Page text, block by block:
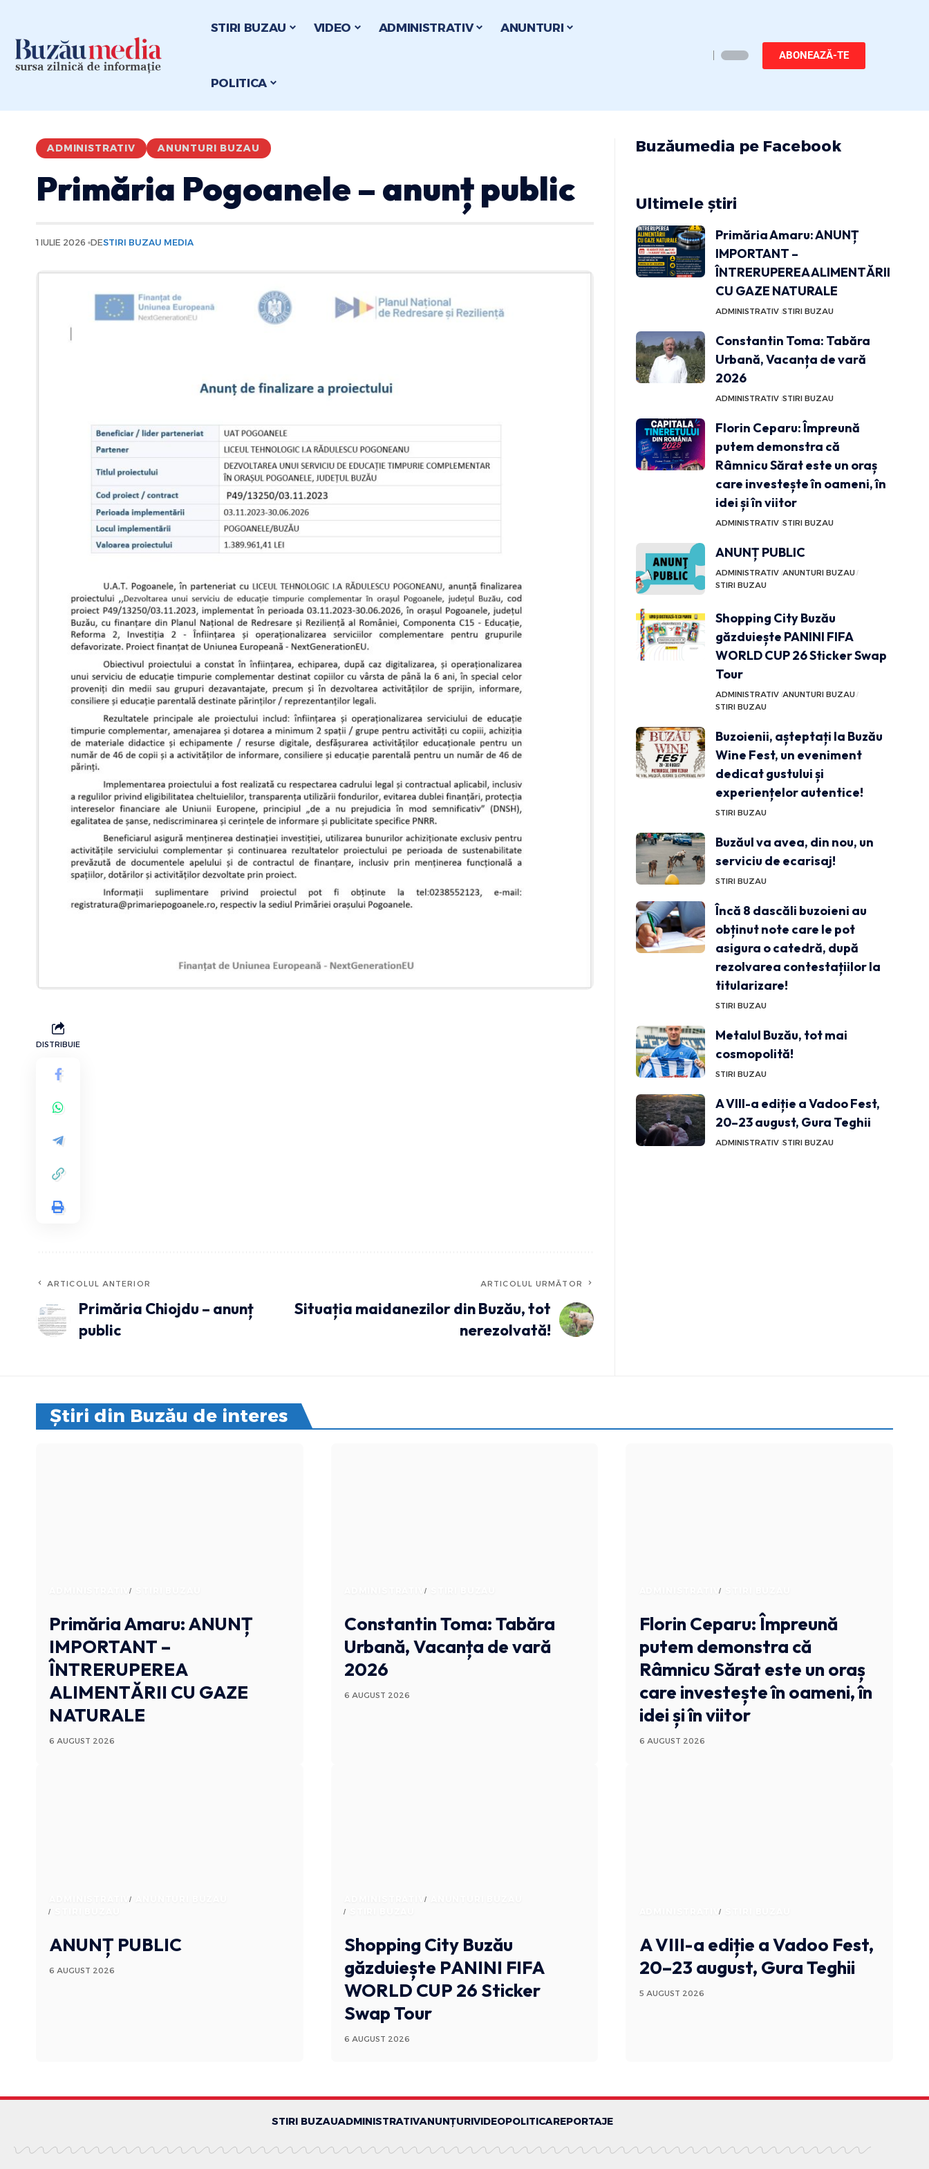
STIRI BUZAU VIDEO ADMINISTRATIV ANUNTURI
POLITICA
ABONEAZĂ-TE
ADMINISTRATIV ANUNTURI BUZAU
Primăria Pogoanele – anunț public
1 IULIE 2026 DESTIRI BUZAU MEDIA
DISTRIBUIE
ARTICOLUL ANTERIOR
Primăria Chiojdu – anunț
public
ARTICOLUL URMĂTOR
Situația maidanezilor din Buzău, tot
nerezolvată!
Buzăumedia pe Facebook
Ultimele știri
Primăria Amaru: ANUNȚ
IMPORTANT –
ÎNTRERUPEREA ALIMENTĂRII
CU GAZE NATURALE
ADMINISTRATIV STIRI BUZAU
Constantin Toma: Tabăra
Urbană, Vacanța de vară
2026
ADMINISTRATIV STIRI BUZAU
Florin Ceparu: Împreună
putem demonstra că
Râmnicu Sărat este un oraș
care investește în oameni, în
idei și în viitor
ADMINISTRATIV STIRI BUZAU
ANUNȚ PUBLIC
ADMINISTRATIV ANUNTURI BUZAU
STIRI BUZAU
Shopping City Buzău
găzduiește PANINI FIFA
WORLD CUP 26 Sticker Swap
Tour
ADMINISTRATIV ANUNTURI BUZAU
STIRI BUZAU
Buzoienii, așteptați la Buzău
Wine Fest, un eveniment
dedicat gustului și
experiențelor autentice!
STIRI BUZAU
Buzăul va avea, din nou, un
serviciu de ecarisaj!
STIRI BUZAU
Încă 8 dascăli buzoieni au
obținut note care le pot
asigura o catedră, după
rezolvarea contestațiilor la
titularizare!
STIRI BUZAU
Metalul Buzău, tot mai
cosmopolită!
STIRI BUZAU
A VIII-a ediție a Vadoo Fest,
20–23 august, Gura Teghii
ADMINISTRATIV STIRI BUZAU
Știri din Buzău de interes
ADMINISTRATIV
Primăria Amaru: ANUNȚ
IMPORTANT –
ÎNTRERUPEREA
ALIMENTĂRII CU GAZE
NATURALE
6 AUGUST 2026
ADMINISTRATIV
Constantin Toma: Tabăra
Urbană, Vacanța de vară
2026
6 AUGUST 2026
ADMINISTRATIV
Florin Ceparu: Împreună
putem demonstra că
Râmnicu Sărat este un oraș
care investește în oameni, în
idei și în viitor
6 AUGUST 2026
ADMINISTRATIV
ANUNȚ PUBLIC
6 AUGUST 2026
ADMINISTRATIV
Shopping City Buzău
găzduiește PANINI FIFA
WORLD CUP 26 Sticker
Swap Tour
6 AUGUST 2026
ADMINISTRATIV
A VIII-a ediție a Vadoo Fest,
20–23 august, Gura Teghii
5 AUGUST 2026
STIRI BUZAUADMINISTRATIVANUNȚURIVIDEOPOLITICAREPORTAJE